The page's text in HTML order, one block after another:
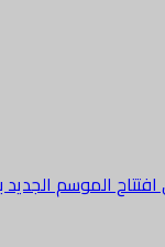
الموسم الجديد